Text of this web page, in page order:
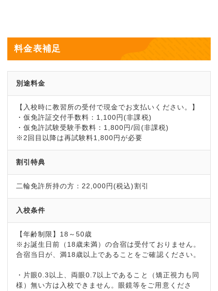
料金表補足
別途料金
【入校時に教習所の受付で現金でお支払いください。】
・仮免許証交付手数料：1,100円(非課税)
・仮免許試験受験手数料：1,800円/回(非課税)
※2回目以降は再試験料1,800円が必要
割引特典
二輪免許所持の方：22,000円(税込)割引
入校条件
【年齢制限】18～50歳
※お誕生日前（18歳未満）の合宿は受付ておりません。
合宿当日が、満18歳以上であることをご確認ください。
・片眼0.3以上、両眼0.7以上であること（矯正視力も同
様）無い方は入校できません。眼鏡等をご用意くださ